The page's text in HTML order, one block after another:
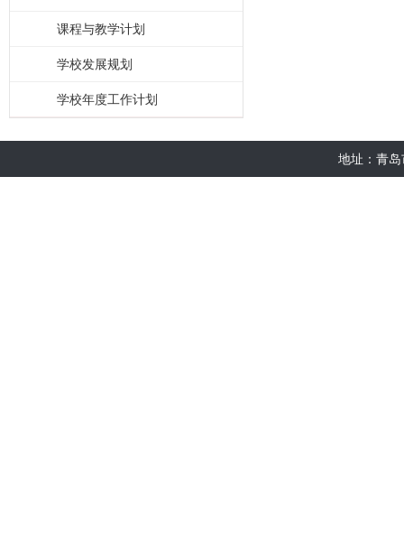
课程与教学计划
学校发展规划
学校年度工作计划
地址：青